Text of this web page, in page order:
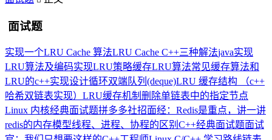
面试题
实现一个LRU Cache 算法LRU Cache C++三种解法java实现
LRU算法及编码实现LRU策略缓存LRU算法常见缓存算法和
LRU的c++实现设计循环双端队列(deque)LRU 缓存结构 （c++
哈希双链表实现） LRU缓存机制 删除单链表中的指定节点
Linux 内核经典面试题拼多多社招面经：Redis是重点，讲一讲
redis的内存模型线程、进程、协程的区别 C++经典面试题面试